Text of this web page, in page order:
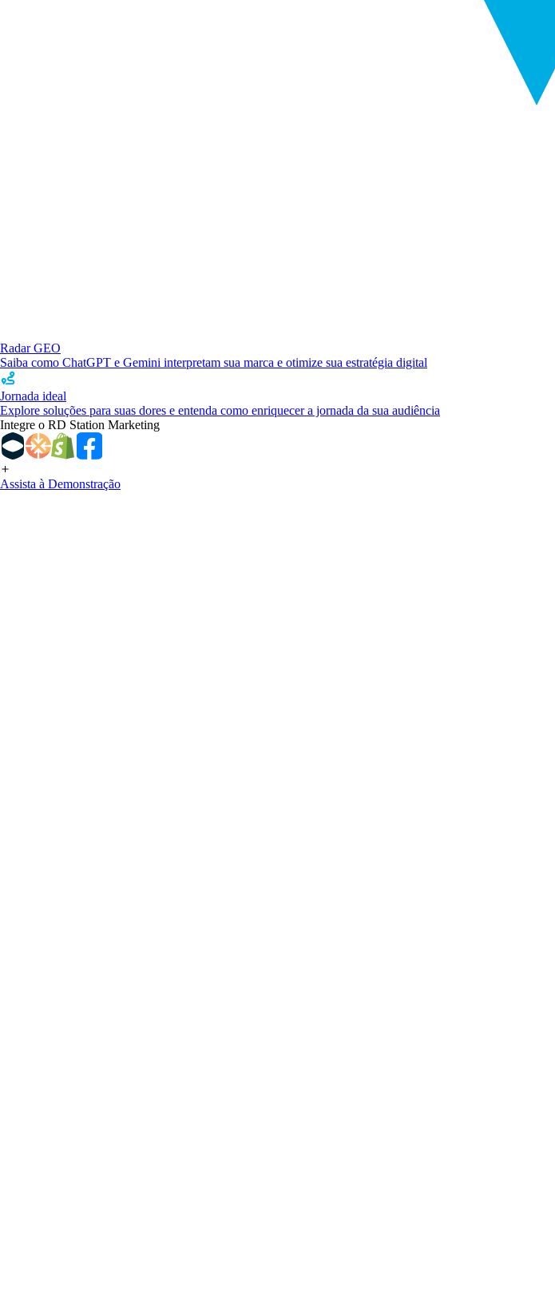
Radar GEO
Saiba como ChatGPT e Gemini interpretam sua marca e otimize sua estratégia digital
Jornada ideal
Explore soluções para suas dores e entenda como enriquecer a jornada da sua audiência
Integre o RD Station Marketing
Assista à Demonstração